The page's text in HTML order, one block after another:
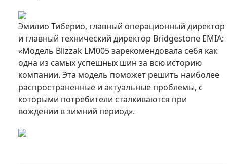
Эмилио Тиберио, главный операционный директор
и главный технический директор Bridgestone EMIA:
«Модель Blizzak LM005 зарекомендовала себя как
одна из самых успешных шин за всю историю
компании. Эта модель поможет решить наиболее
распространенные и актуальные проблемы, с
которыми потребители сталкиваются при
вождении в зимний период».